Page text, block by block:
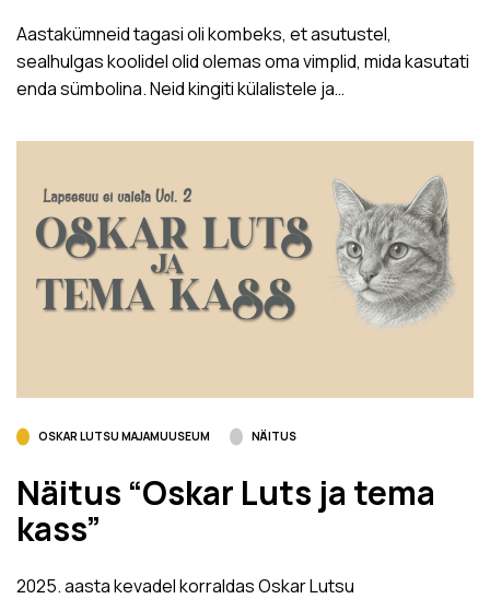
Aastakümneid tagasi oli kombeks, et asutustel,
sealhulgas koolidel olid olemas oma vimplid, mida kasutati
enda sümbolina. Neid kingiti külalistele ja…
OSKAR LUTSU MAJAMUUSEUM NÄITUS
Näitus “Oskar Luts ja tema
kass”
2025. aasta kevadel korraldas Oskar Lutsu